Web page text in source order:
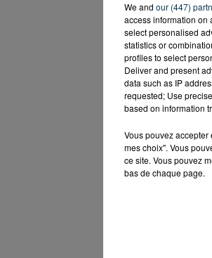
We and our (447)
access information on
select personalised
statistics or
profiles to select
Deliver and present
data such as IP
requested; Use
based on information
Vous pouvez
mes choix". Vous
ce site. Vous pouvez
bas de chaque page.